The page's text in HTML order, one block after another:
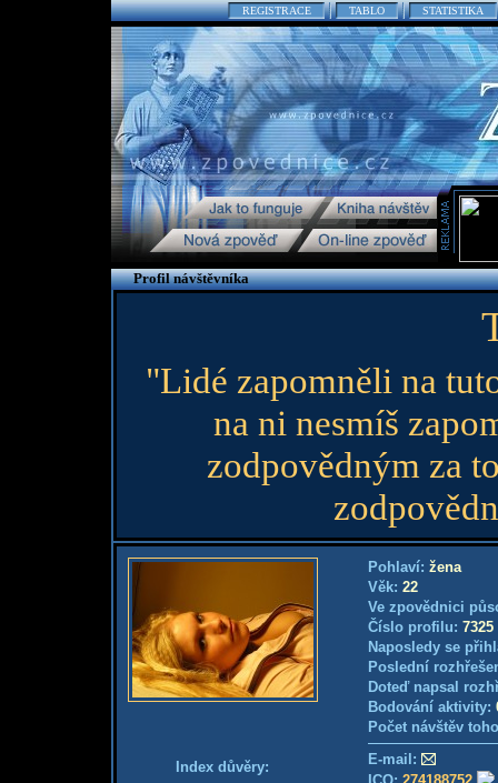
REGISTRACE TABLO STATISTIKA
Profil návštěvníka
"Lidé zapomněli na
na ni nesmíš
zodpovědným za
Index důvěry:
Pohlaví: žena
Věk: 22
Ve zpovědnici
Číslo profilu: 7325
Naposledy se
Poslední
Doteď napsal
Bodování aktivity:
Počet návštěv
E-mail: